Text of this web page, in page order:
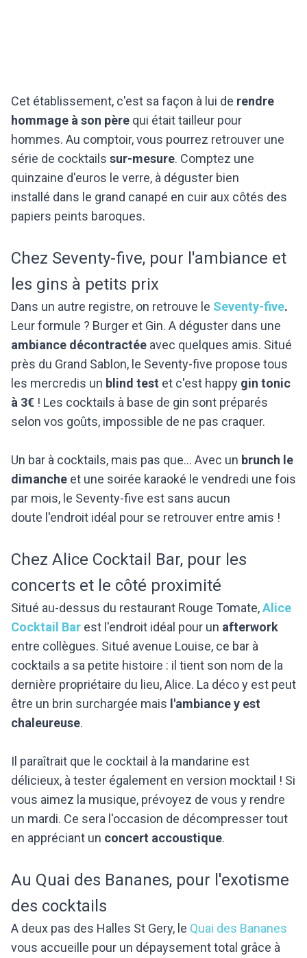
Cet établissement, c'est sa façon à lui de rendre
hommage à son père qui était tailleur pour
hommes. Au comptoir, vous pourrez retrouver une
série de cocktails sur-mesure. Comptez une
quinzaine d'euros le verre, à déguster bien
installé dans le grand canapé en cuir aux côtés des
papiers peints baroques.
Chez Seventy-five, pour l'ambiance et
les gins à petits prix
Dans un autre registre, on retrouve le Seventy-five.
Leur formule ? Burger et Gin. A déguster dans une
ambiance décontractée avec quelques amis. Situé
près du Grand Sablon, le Seventy-five propose tous
les mercredis un blind test et c'est happy gin tonic
à 3€ ! Les cocktails à base de gin sont préparés
selon vos goûts, impossible de ne pas craquer.
Un bar à cocktails, mais pas que... Avec un brunch le
dimanche et une soirée karaoké le vendredi une fois
par mois, le Seventy-five est sans aucun
doute l'endroit idéal pour se retrouver entre amis !
Chez Alice Cocktail Bar, pour les
concerts et le côté proximité
Situé au-dessus du restaurant Rouge Tomate,Alice
Cocktail Bar est l'endroit idéal pour un afterwork
entre collègues. Situé avenue Louise, ce bar à
cocktails a sa petite histoire : il tient son nom de la
dernière propriétaire du lieu, Alice. La déco y est peut
être un brin surchargée mais l'ambiance y est
chaleureuse.
Il paraîtrait que le cocktail à la mandarine est
délicieux, à tester également en version mocktail ! Si
vous aimez la musique, prévoyez de vous y rendre
un mardi. Ce sera l'occasion de décompresser tout
en appréciant un concert accoustique.
Au Quai des Bananes, pour l'exotisme
des cocktails
A deux pas des Halles St Gery, le Quai des Bananes
vous accueille pour un dépaysement total grâce à